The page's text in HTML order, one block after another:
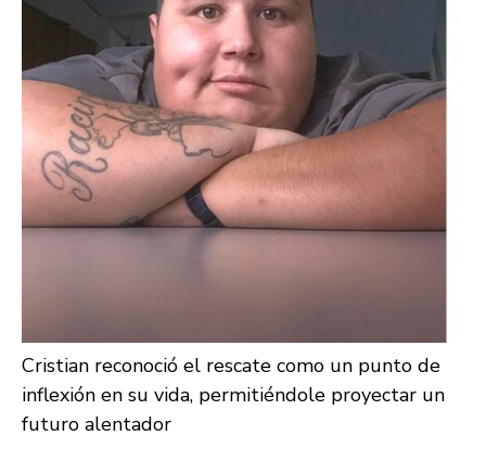
Cristian reconoció el rescate como un punto de
inflexión en su vida, permitiéndole proyectar un
futuro alentador